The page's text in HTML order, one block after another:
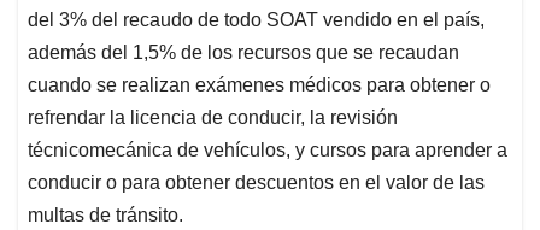
del 3% del recaudo de todo SOAT vendido en el país,
además del 1,5% de los recursos que se recaudan
cuando se realizan exámenes médicos para obtener o
refrendar la licencia de conducir, la revisión
técnicomecánica de vehículos, y cursos para aprender a
conducir o para obtener descuentos en el valor de las
multas de tránsito.